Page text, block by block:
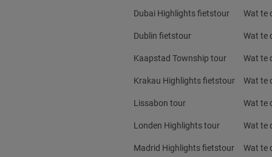
Dubai Highlights fietstour
Dublin fietstour
Kaapstad Township tour
Krakau Highlights fietstour
Lissabon tour
Londen Highlights tour
Madrid Highlights fietstour
Wat te
Wat te
Wat te
Wat te
Wat te
Wat te
Wat te